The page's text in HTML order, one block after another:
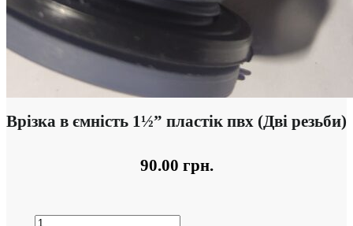
Врізка в ємність 1½” пластік пвх (Дві резьби)
90.00 грн.